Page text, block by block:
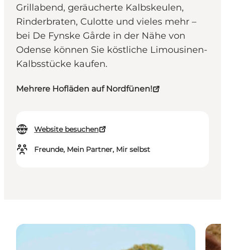
Grillabend, geräucherte Kalbskeulen,
Rinderbraten, Culotte und vieles mehr –
bei De Fynske Gårde in der Nähe von
Odense können Sie köstliche Limousinen-
Kalbsstücke kaufen.
Mehrere Hofläden auf Nordfünen!
Website besuchen
Freunde, Mein Partner, Mir selbst